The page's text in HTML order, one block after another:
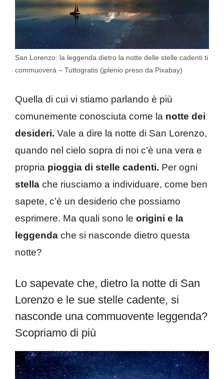
San Lorenzo: la leggenda dietro la notte delle stelle cadenti ti
commuoverà – Tuttogratis (jplenio preso da Pixabay)
Quella di cui vi stiamo parlando è più
comunemente conosciuta come la notte dei
desideri. Vale a dire la notte di San Lorenzo,
quando nel cielo sopra di noi c’è una vera e
propria pioggia di stelle cadenti. Per ogni
stella che riusciamo a individuare, come ben
sapete, c’è un desiderio che possiamo
esprimere. Ma quali sono le origini e la
leggenda che si nasconde dietro questa
notte?
Lo sapevate che, dietro la notte di San
Lorenzo e le sue stelle cadente, si
nasconde una commuovente leggenda?
Scopriamo di più